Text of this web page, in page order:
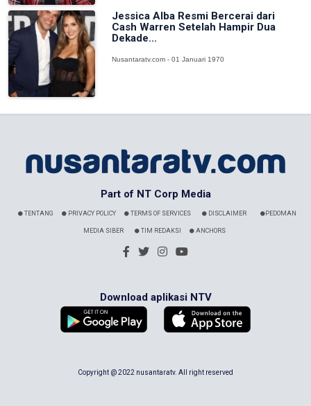
Jessica Alba Resmi Bercerai dari
Cash Warren Setelah Hampir Dua
Dekade...
Nusantaratv.com - 01 Januari 1970
Part of NT Corp Media
TENTANG PRIVACY POLICY TERMS OF SERVICES DISCLAIMER PEDOMAN
MEDIA SIBER TIM REDAKSI ANCHORS
Download aplikasi NTV
Copyright @ 2022 nusantaratv. All right reserved